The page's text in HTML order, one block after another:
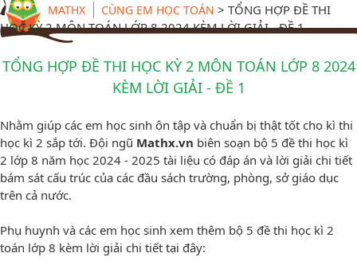
MATHX CÙNG EM HỌC TOÁN > TỔNG HỢP ĐỀ THI
HỌC KỲ 2 MÔN TOÁN LỚP 8 2024 KÈM LỜI GIẢI - ĐỀ 1
TỔNG HỢP ĐỀ THI HỌC KỲ 2 MÔN TOÁN LỚP 8 2024
KÈM LỜI GIẢI - ĐỀ 1
Nhằm giúp các em học sinh ôn tập và chuẩn bị thật tốt cho kì thi
học kì 2 sắp tới. Đội ngũ Mathx.vn biên soạn bộ 5 đề thi học kì
2 lớp 8 năm học 2024 - 2025 tài liệu có đáp án và lời giải chi tiết
bám sát cấu trúc của các đầu sách trường, phòng, sở giáo dục
trên cả nước.
Phụ huynh và các em học sinh xem thêm bộ 5 đề thi học kì 2
toán lớp 8 kèm lời giải chi tiết tại đây: